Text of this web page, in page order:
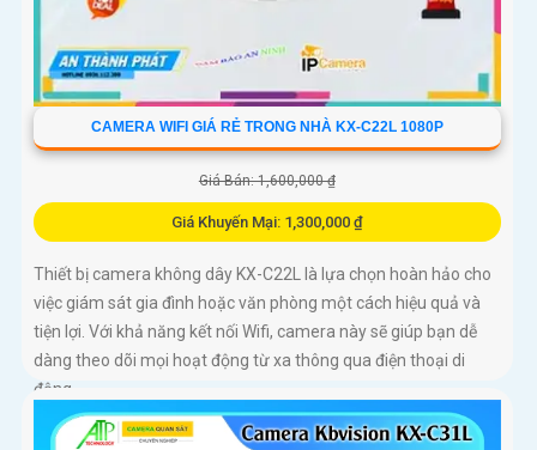
CAMERA WIFI GIÁ RẺ TRONG NHÀ KX-C22L 1080P
Giá Bán: 1,600,000 ₫
Giá Khuyến Mại: 1,300,000 ₫
Thiết bị camera không dây KX-C22L là lựa chọn hoàn hảo cho
việc giám sát gia đình hoặc văn phòng một cách hiệu quả và
tiện lợi. Với khả năng kết nối Wifi, camera này sẽ giúp bạn dễ
dàng theo dõi mọi hoạt động từ xa thông qua điện thoại di
động